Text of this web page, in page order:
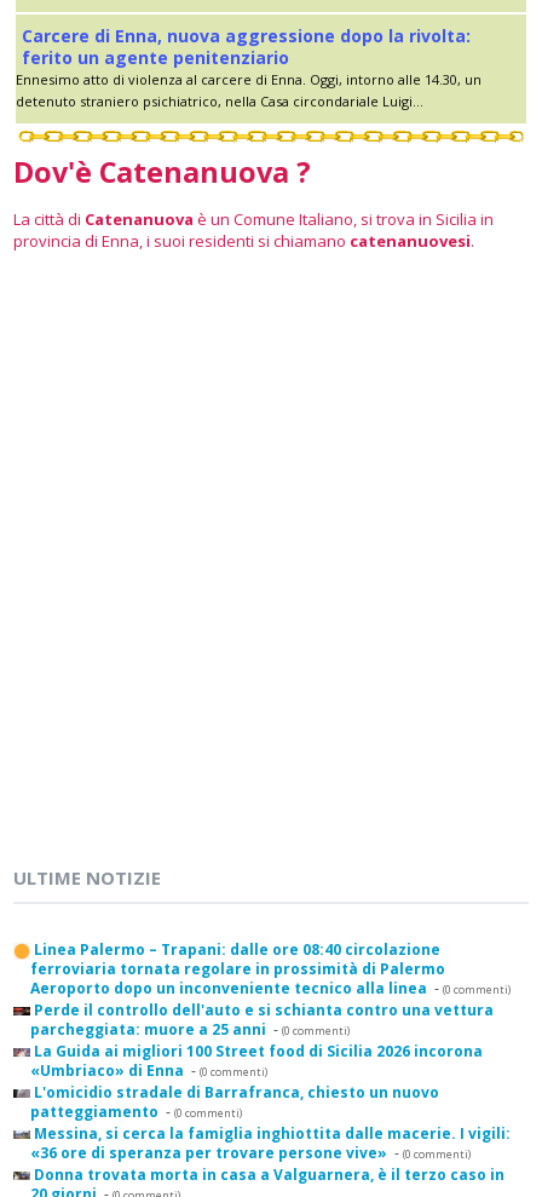
Carcere di Enna, nuova aggressione dopo la rivolta:
ferito un agente penitenziario
Ennesimo atto di violenza al carcere di Enna. Oggi, intorno alle 14.30, un
detenuto straniero psichiatrico, nella Casa circondariale Luigi...
Dov'è Catenanuova ?
La città di Catenanuova è un Comune Italiano, si trova in Sicilia in
provincia di Enna, i suoi residenti si chiamano catenanuovesi.
ULTIME NOTIZIE
Linea Palermo – Trapani: dalle ore 08:40 circolazione
ferroviaria tornata regolare in prossimità di Palermo
Aeroporto dopo un inconveniente tecnico alla linea - (0 commenti)
Perde il controllo dell'auto e si schianta contro una vettura
parcheggiata: muore a 25 anni - (0 commenti)
La Guida ai migliori 100 Street food di Sicilia 2026 incorona
«Umbriaco» di Enna - (0 commenti)
L'omicidio stradale di Barrafranca, chiesto un nuovo
patteggiamento - (0 commenti)
Messina, si cerca la famiglia inghiottita dalle macerie. I vigili:
«36 ore di speranza per trovare persone vive» - (0 commenti)
Donna trovata morta in casa a Valguarnera, è il terzo caso in